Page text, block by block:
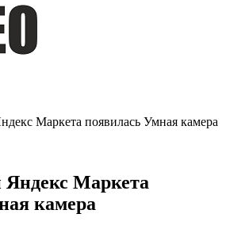
Маркета появилась Умная камера
Маркета
камера